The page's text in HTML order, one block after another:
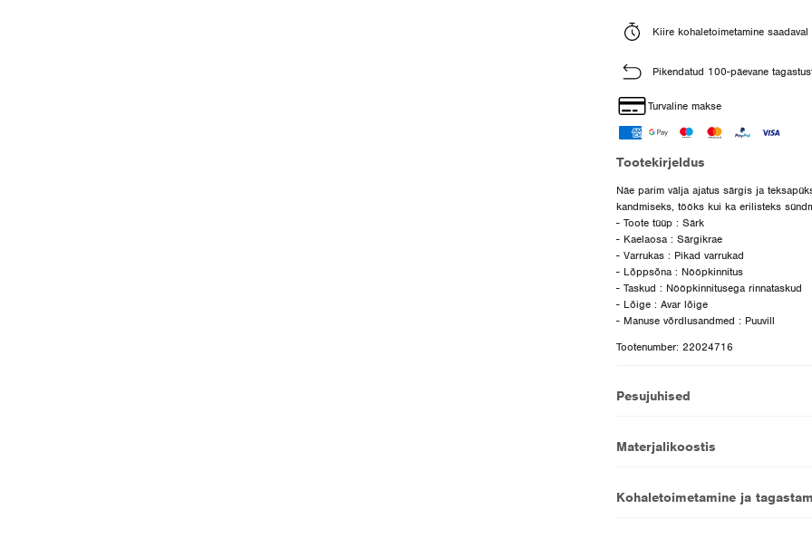
Kiire kohaletoimetamine saadaval
Pikendatud 100-päevane
Turvaline makse
Tootekirjeldus
Näe parim välja ajatus särgis ja
kandmiseks, tööks kui ka erilisteks
- Toote tüüp : Särk
- Kaelaosa : Särgikrae
- Varrukas : Pikad varrukad
- Lõppsõna : Nööpkinnitus
- Taskud : Nööpkinnitusega rinnataskud
- Lõige : Avar lõige
Tootenumber: 22024716
Pesujuhised
Materjalikoostis
Kohaletoimetamine ja